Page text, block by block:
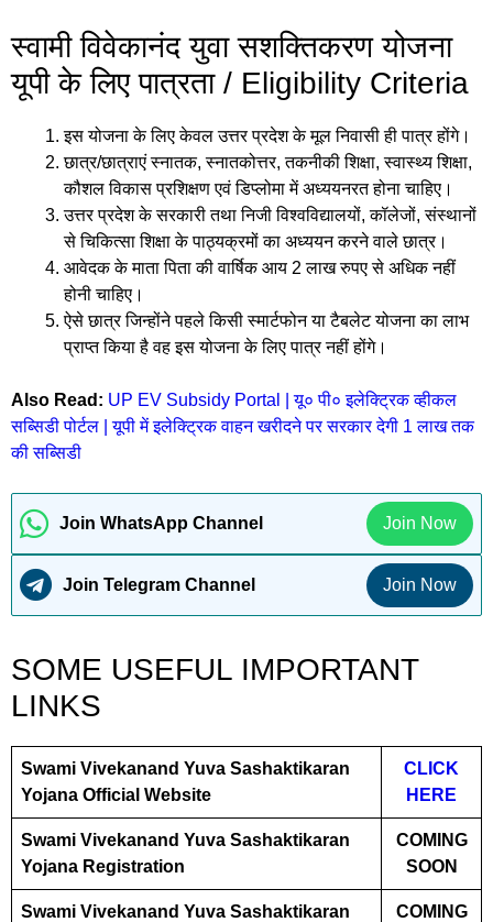
स्वामी विवेकानंद युवा सशक्तिकरण योजना
यूपी के लिए पात्रता / Eligibility Criteria
इस योजना के लिए केवल उत्तर प्रदेश के मूल निवासी ही पात्र होंगे।
छात्र/छात्राएं स्नातक, स्नातकोत्तर, तकनीकी शिक्षा, स्वास्थ्य शिक्षा,
कौशल विकास प्रशिक्षण एवं डिप्लोमा में अध्ययनरत होना चाहिए।
उत्तर प्रदेश के सरकारी तथा निजी विश्वविद्यालयों, कॉलेजों, संस्थानों
से चिकित्सा शिक्षा के पाठ्यक्रमों का अध्ययन करने वाले छात्र।
आवेदक के माता पिता की वार्षिक आय 2 लाख रुपए से अधिक नहीं
होनी चाहिए।
ऐसे छात्र जिन्होंने पहले किसी स्मार्टफोन या टैबलेट योजना का लाभ
प्राप्त किया है वह इस योजना के लिए पात्र नहीं होंगे।
Also Read: UP EV Subsidy Portal | यू० पी० इलेक्ट्रिक व्‍हीकल
सब्सिडी पोर्टल | यूपी में इलेक्ट्रिक वाहन खरीदने पर सरकार देगी 1 लाख तक
की सब्सिडी
Join WhatsApp Channel Join Now
Join Telegram Channel Join Now
SOME USEFUL IMPORTANT
LINKS
Swami Vivekanand Yuva Sashaktikaran
Yojana Official Website
CLICK
HERE
Swami Vivekanand Yuva Sashaktikaran
Yojana Registration
COMING
SOON
Swami Vivekanand Yuva Sashaktikaran
COMING